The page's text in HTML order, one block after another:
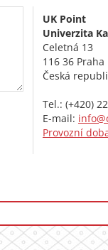
UK Point
Univerzita
Celetná 13
116 36 Praha
Česká
Tel.: (+420)
E-mail:
Provozní